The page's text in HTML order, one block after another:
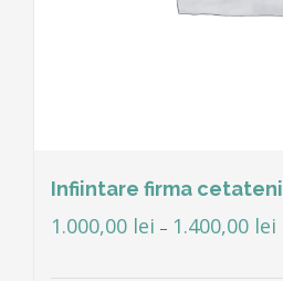
Infiintare firma
1.000,00 lei – 1.400,00 lei